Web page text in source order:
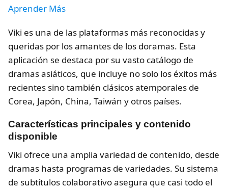
Aprender Más
Viki es una de las plataformas más reconocidas y
queridas por los amantes de los doramas. Esta
aplicación se destaca por su vasto catálogo de
dramas asiáticos, que incluye no solo los éxitos más
recientes sino también clásicos atemporales de
Corea, Japón, China, Taiwán y otros países.
Características principales y contenido
disponible
Viki ofrece una amplia variedad de contenido, desde
dramas hasta programas de variedades. Su sistema
de subtítulos colaborativo asegura que casi todo el